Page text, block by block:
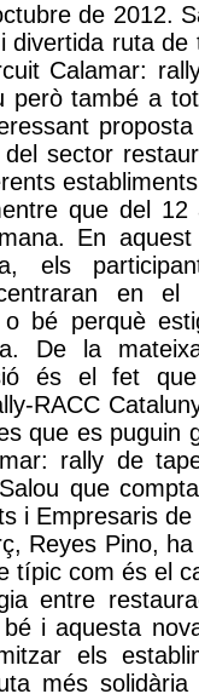
de 2012.
divertida ruta de
Calamar:
però també a
sector
que del 12
En
els
en el
bé perquè
De la
és el fet
RACC
que es puguin
rally de
que
i Empresaris
Reyes Pino,
típic com és el
entre
i aquesta
els
més